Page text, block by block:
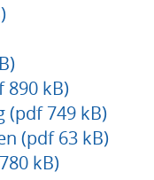
kB)
(pdf 749 kB)
(pdf 63 kB)
kB)